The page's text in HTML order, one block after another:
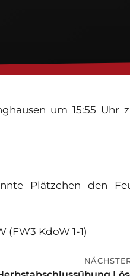
um 15:55 Uhr
Plätzchen den
(FW3 KdoW 1-1)